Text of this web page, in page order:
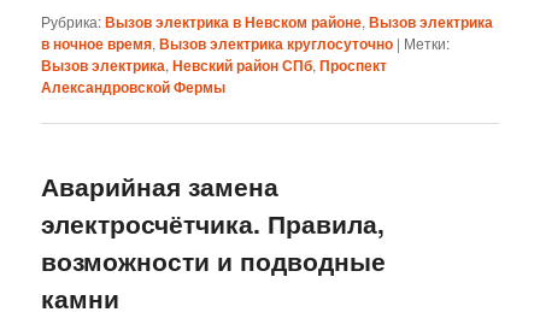
Рубрика:Вызов электрика в Невском районе,Вызов электрика
в ночное время,Вызов электрика круглосуточно | Метки:
Вызов электрика,Невский район СПб,Проспект
Александровской Фермы
Аварийная замена
электросчётчика. Правила,
возможности и подводные
камни